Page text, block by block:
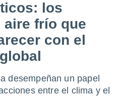
los
aire frío que
con el
desempeñan un papel
entre el clima y el